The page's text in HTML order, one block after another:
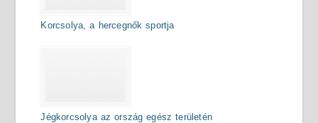
Korcsolya, a hercegnők sportja
Jégkorcsolya az ország egész területén